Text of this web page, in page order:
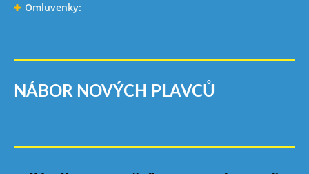
Omluvenky:
NÁBOR NOVÝCH PLAVCŮ